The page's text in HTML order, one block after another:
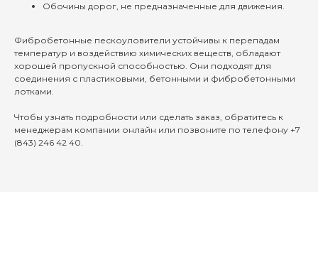
Обочины дорог, не предназначенные для движения.
Фибробетонные пескоуловители устойчивы к перепадам
температур и воздействию химических веществ, обладают
хорошей пропускной способностью. Они подходят для
соединения с пластиковыми, бетонными и фибробетонными
лотками.
Чтобы узнать подробности или сделать заказ, обратитесь к
менеджерам компании онлайн или позвоните по телефону +7
(843) 246 42 40.